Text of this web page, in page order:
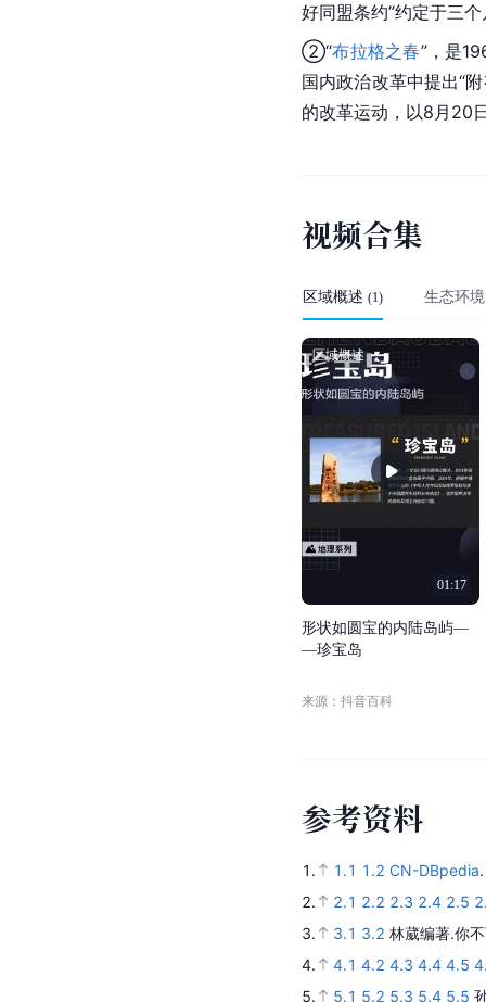
好同盟条约”约定于三
②“布拉格之春”，是
国内政治改革中提出“
的改革运动，以8月20
视频合集
区域概述 (1) 生态环境
01:17
区域概述
形状如 圆 宝的内 陆岛屿—
—珍宝岛
来源：抖音百科
参考资料
1. 1.1 1.2 CN-DBpedia
2.
2.1 2.2 2.3 2.4 2.5
3.
3.1 3.2 林葳编著.你
4.
4.1 4.2 4.3 4.4 4.5
5.
5.1 5.2 5.3 5.4 5.5